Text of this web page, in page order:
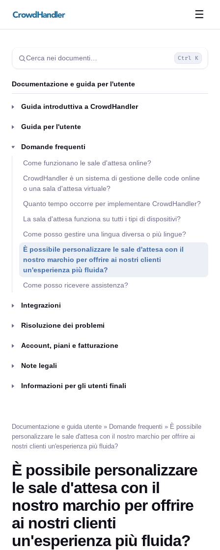
☰
Cerca nei documenti… Ctrl K
Documentazione e guida per l'utente
Guida introduttiva a CrowdHandler
Guida per l'utente
Domande frequenti
Come funzionano le sale d'attesa online?
CrowdHandler è un sistema di gestione delle code online
o una sala d'attesa virtuale?
Quanto tempo occorre per implementare CrowdHandler?
La sala d'attesa funziona su tutti i tipi di dispositivi?
Come posso gestire una lingua diversa o più lingue?
È possibile personalizzare le sale d'attesa con il
nostro marchio per offrire ai nostri clienti
un'esperienza più fluida?
Come posso ricevere assistenza?
Integrazioni
Risoluzione dei problemi
Account, piani e fatturazione
Note legali
Informazioni per gli utenti finali
Documentazione e guida utente » Domande frequenti » È possibile
personalizzare le sale d'attesa con il nostro marchio per offrire ai
nostri clienti un'esperienza più fluida?
È possibile personalizzare
le sale d'attesa con il
nostro marchio per offrire
ai nostri clienti
un'esperienza più fluida?